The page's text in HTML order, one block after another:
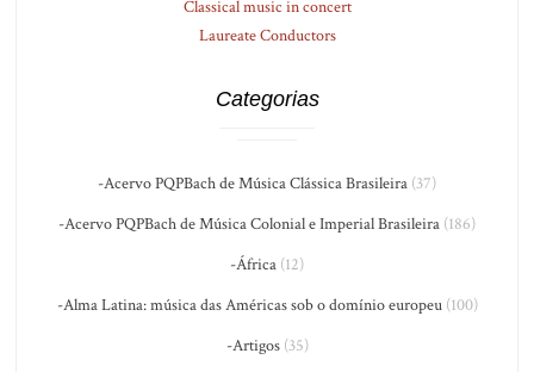
Classical music in concert
Laureate Conductors
Categorias
-Acervo PQPBach de Música Clássica Brasileira (37)
-Acervo PQPBach de Música Colonial e Imperial Brasileira (186)
-África (12)
-Alma Latina: música das Américas sob o domínio europeu(100)
-Artigos(35)